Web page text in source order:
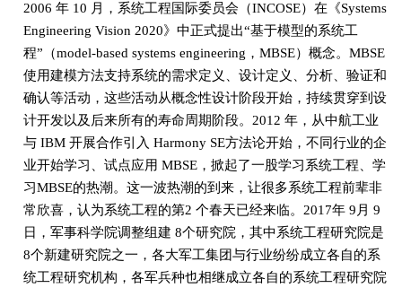
2006 年 10 月，系统工程国际委员会（INCOSE）在《Systems
Engineering Vision 2020》中正式提出“基于模型的系统工
程”（model-based systems engineering，MBSE）概念。MBSE
使用建模方法支持系统的需求定义、设计定义、分析、验证和
确认等活动，这些活动从概念性设计阶段开始，持续贯穿到设
计开发以及后来所有的寿命周期阶段。2012 年，从中航工业
与 IBM 开展合作引入 Harmony SE方法论开始，不同行业的企
业开始学习、试点应用 MBSE，掀起了一股学习系统工程、学
习MBSE的热潮。这一波热潮的到来，让很多系统工程前辈非
常欣喜，认为系统工程的第2 个春天已经来临。2017年 9月 9
日，军事科学院调整组建 8个研究院，其中系统工程研究院是
8个新建研究院之一，各大军工集团与行业纷纷成立各自的系
统工程研究机构，各军兵种也相继成立各自的系统工程研究院